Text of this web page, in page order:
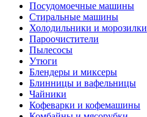
Посудомоечные машины
Стиральные машины
Холодильники и морозилки
Пароочистители
Пылесосы
Утюги
Блендеры и миксеры
Блинницы и вафельницы
Чайники
Кофеварки и кофемашины